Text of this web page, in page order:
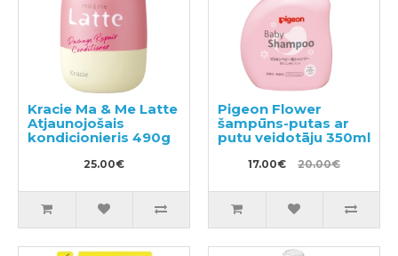
Kracie Ma & Me Latte
Atjaunojošais
kondicionieris 490g
25.00€
Pigeon Flower
šampūns-putas ar
putu veidotāju 350ml
17.00€ 20.00€